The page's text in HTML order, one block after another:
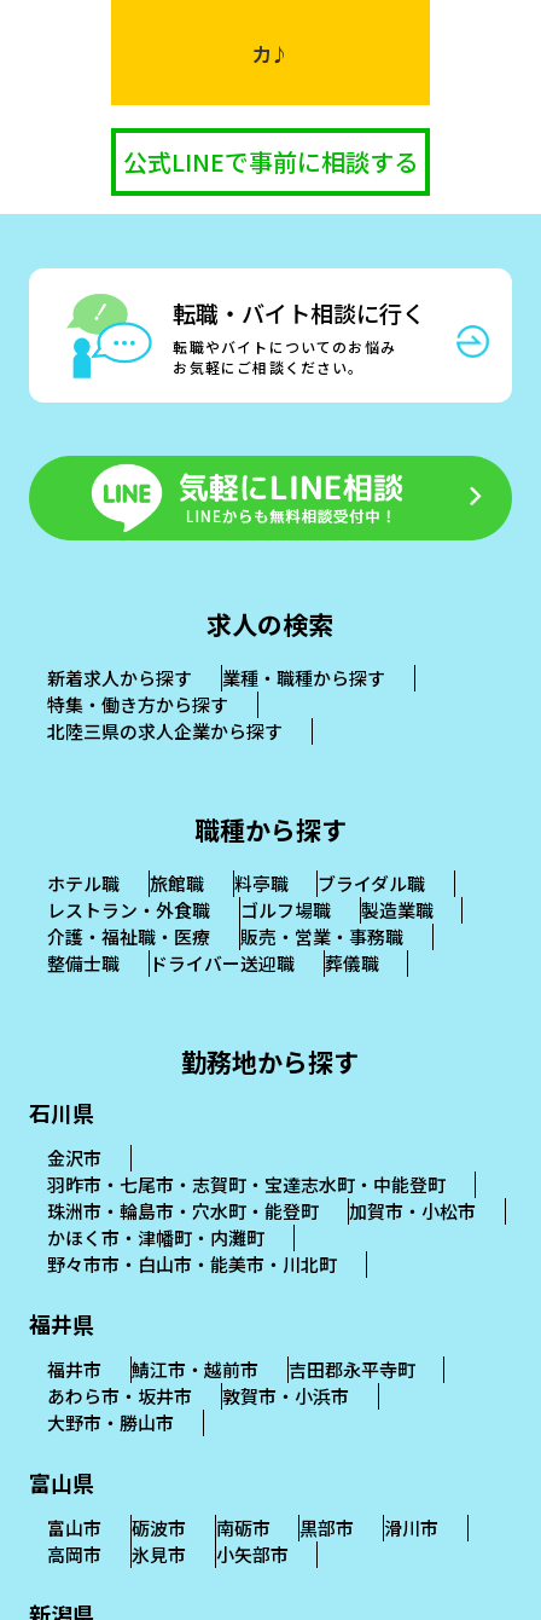
力♪
公式LINEで事前に相談する
転職・バイト相談に行く
転職やバイトについてのお悩み
お気軽にご相談ください。
求人の検索
新着求人から探す
業種・職種から探す
特集・働き方から探す
北陸三県の求人企業から探す
職種から探す
ホテル職 旅館職 料亭職
ブライダル職
レストラン・外食職
ゴルフ場職
製造業職
介護・福祉職・医療
販売・営業・事務職
整備士職
ドライバー送迎職 葬儀職
勤務地から探す
石川県
金沢市
羽昨市・七尾市・志賀町・宝達志水町・中能登町
珠洲市・輪島市・穴水町・能登町
加賀市・小松市
かほく市・津幡町・内灘町
野々市市・白山市・能美市・川北町
福井県
福井市 鯖江市・越前市
吉田郡永平寺町
あわら市・坂井市
敦賀市・小浜市
大野市・勝山市
富山県
富山市 砺波市 南砺市 黒部市
滑川市
高岡市
氷見市 小矢部市
新潟県